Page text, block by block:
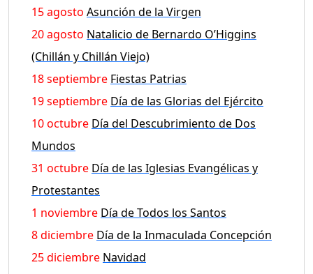
15 agosto Asunción de la Virgen
20 agosto Natalicio de Bernardo O’Higgins
(Chillán y Chillán Viejo)
18 septiembre Fiestas Patrias
19 septiembre Día de las Glorias del Ejército
10 octubre Día del Descubrimiento de Dos
Mundos
31 octubre Día de las Iglesias Evangélicas y
Protestantes
1 noviembre Día de Todos los Santos
8 diciembre Día de la Inmaculada Concepción
25 diciembre Navidad